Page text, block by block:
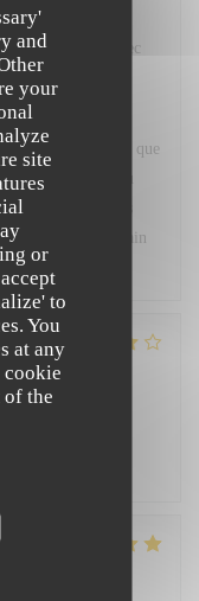
and
your
site
or
to
You
at any
the
y retournerons avec
sommes ravis que
que la qualité du
Nous
pour un prochain
: 4/5